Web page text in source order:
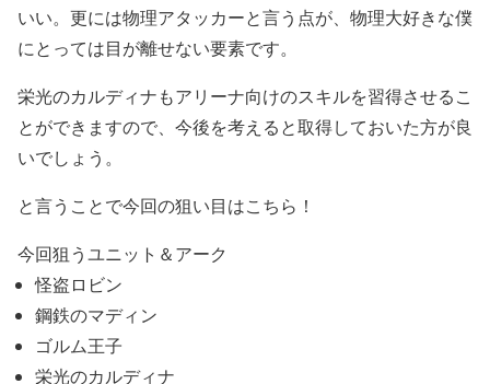
いい。更には物理アタッカーと言う点が、物理大好きな僕
にとっては目が離せない要素です。
栄光のカルディナもアリーナ向けのスキルを習得させるこ
とができますので、今後を考えると取得しておいた方が良
いでしょう。
と言うことで今回の狙い目はこちら！
今回狙うユニット＆アーク
怪盗ロビン
鋼鉄のマディン
ゴルム王子
栄光のカルディナ